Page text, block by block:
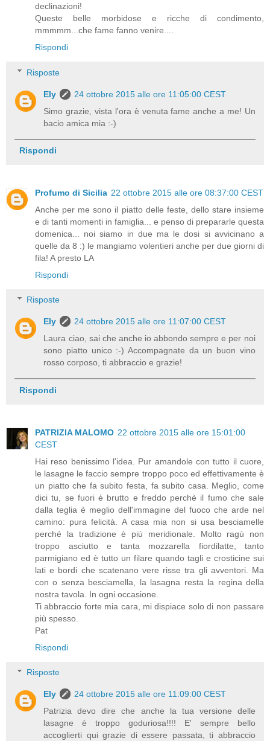
declinazioni!
Queste belle morbidose e ricche di condimento,
mmmmm...che fame fanno venire....
Rispondi
Risposte
Ely
24 ottobre 2015 alle ore 11:05:00 CEST
Simo grazie, vista l'ora è venuta fame anche a me! Un
bacio amica mia :-)
Rispondi
Profumo di Sicilia 22 ottobre 2015 alle ore 08:37:00 CEST
Anche per me sono il piatto delle feste, dello stare insieme
e di tanti momenti in famiglia... e penso di prepararle questa
domenica... noi siamo in due ma le dosi si avvicinano a
quelle da 8 :) le mangiamo volentieri anche per due giorni di
fila! A presto LA
Rispondi
Risposte
Ely
24 ottobre 2015 alle ore 11:07:00 CEST
Laura ciao, sai che anche io abbondo sempre e per noi
sono piatto unico :-) Accompagnate da un buon vino
rosso corposo, ti abbraccio e grazie!
Rispondi
PATRIZIA MALOMO 22 ottobre 2015 alle ore 15:01:00
CEST
Hai reso benissimo l'idea. Pur amandole con tutto il cuore,
le lasagne le faccio sempre troppo poco ed effettivamente è
un piatto che fa subito festa, fa subito casa. Meglio, come
dici tu, se fuori è brutto e freddo perchè il fumo che sale
dalla teglia è meglio dell'immagine del fuoco che arde nel
camino: pura felicità. A casa mia non si usa besciamelle
perché la tradizione è più meridionale. Molto ragù non
troppo asciutto e tanta mozzarella fiordilatte, tanto
parmigiano ed è tutto un filare quando tagli e crosticine sui
lati e bordi che scatenano vere risse tra gli avventori. Ma
con o senza besciamella, la lasagna resta la regina della
nostra tavola. In ogni occasione.
Ti abbraccio forte mia cara, mi dispiace solo di non passare
più spesso.
Pat
Rispondi
Risposte
Ely
24 ottobre 2015 alle ore 11:09:00 CEST
Patrizia devo dire che anche la tua versione delle
lasagne è troppo goduriosa!!!! E' sempre bello
accoglierti qui grazie di essere passata, ti abbraccio